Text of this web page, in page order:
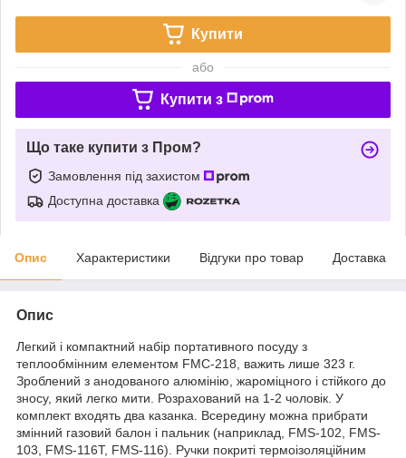
Купити
або
Купити з
Що таке купити з Пром?
Замовлення під захистом
Доступна доставка
Опис Характеристики Відгуки про товар Доставка
Опис
Легкий і компактний набір портативного посуду з
теплообмінним елементом FMC-218, важить лише 323 г.
Зроблений з анодованого алюмінію, жароміцного і стійкого до
зносу, який легко мити. Розрахований на 1-2 чоловік. У
комплект входять два казанка. Всередину можна прибрати
змінний газовий балон і пальник (наприклад, FMS-102, FMS-
103, FMS-116T, FMS-116). Ручки покриті термоізоляційним